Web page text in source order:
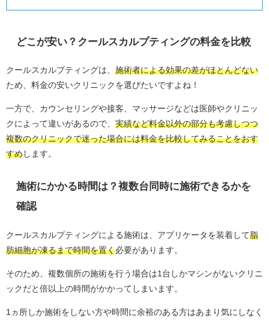
どこが安い？クールスカルプティングの料金を比較
クールスカルプティングは、 施術者による効果の差がほとんどない
ため、料金の安いクリニックを選びたいですよね！
一方で、カウンセリングや接客、マッサージなどは医師やクリニッ
クによって違いがあるので、 実績など料金以外の部分も考慮しつつ
複数のクリニックで迷った場合には料金を比較してみることをおす
すめします。
施術にかかる時間は？複数台同時に施術できるかを
確認
クールスカルプティングによる施術は、アプリケータを装着して脂
肪細胞が凍るまで時間を置く必要があります。
そのため、複数個所の施術を行う場合は1台しかマシンがないクリニ
ックだと倍以上の時間がかかってしまいます。
1ヵ所しか施術をしない方や時間に余裕のある方はあまり気にしなく